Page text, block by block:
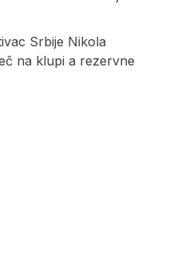
Srbije Nikola
na klupi a rezervne